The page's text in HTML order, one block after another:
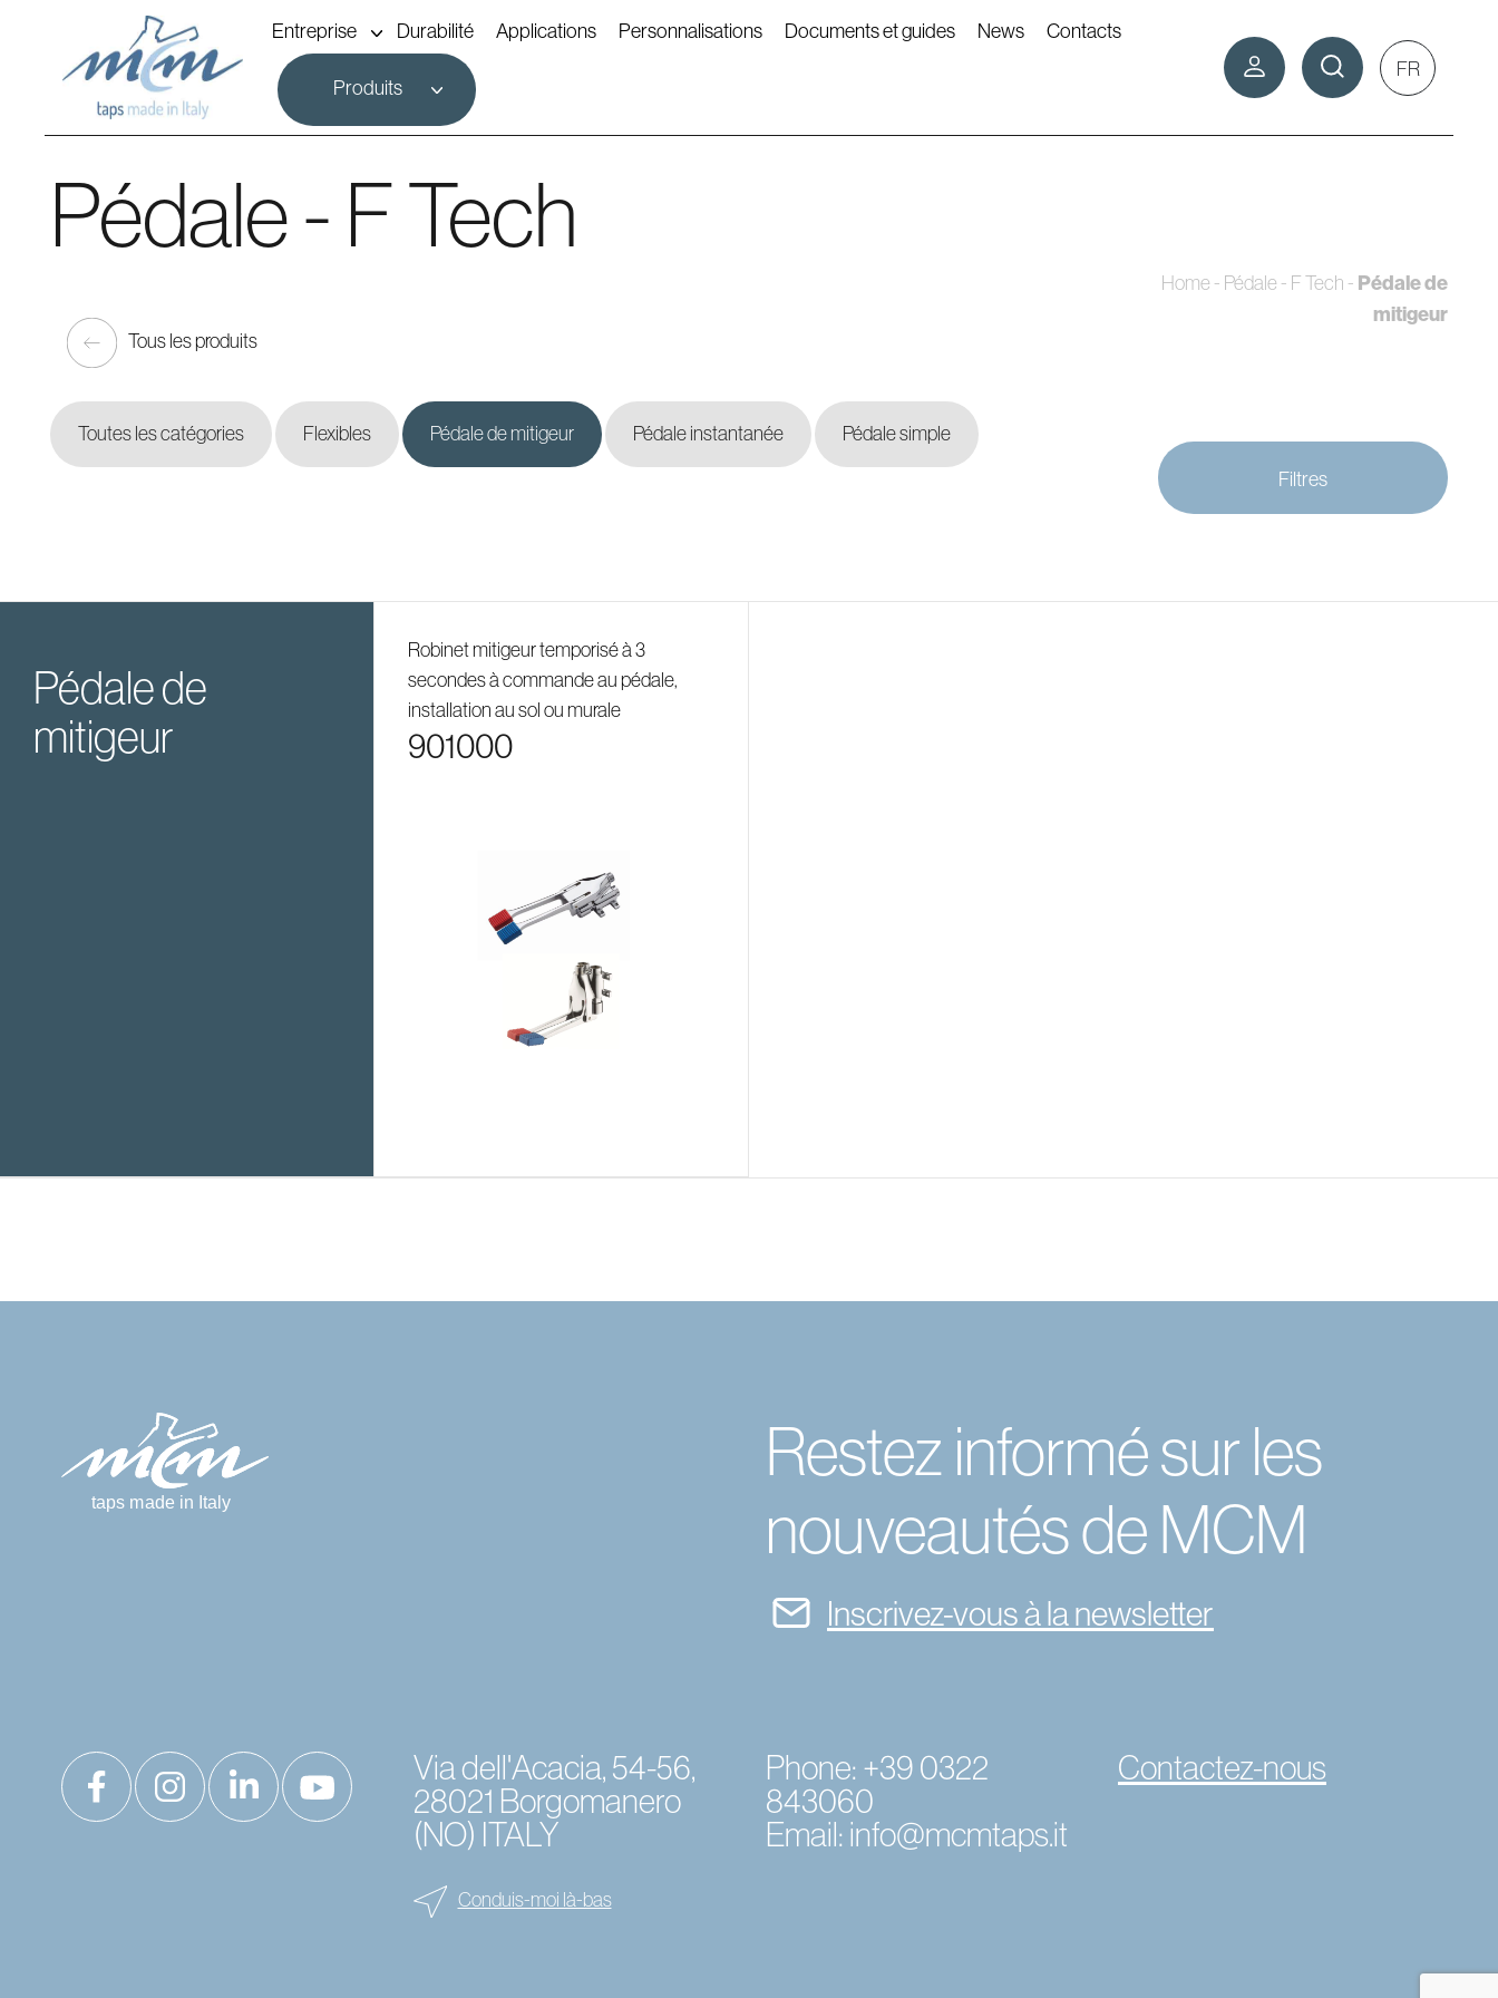
Entreprise Durabilité Applications Personnalisations Documents et guides News Contacts
Produits
FR
Pédale - F Tech
Tous les produits
Toutes les catégories Flexibles Pédale de mitigeur Pédale instantanée Pédale simple
Home - Pédale - F Tech - Pédale de
mitigeur
Filtres
pédale de
mitigeur
Robinet mitigeur temporisé à 3
secondes à commande au pédale,
installation au sol ou murale
901000
Restez informé sur les
nouveautés de MCM
Inscrivez-vous à la newsletter
Via dell'Acacia, 54-56,
28021 Borgomanero
(NO) ITALY
Conduis-moi là-bas
Phone: +39 0322
843060
Email: info@mcmtaps.it
Contactez-nous